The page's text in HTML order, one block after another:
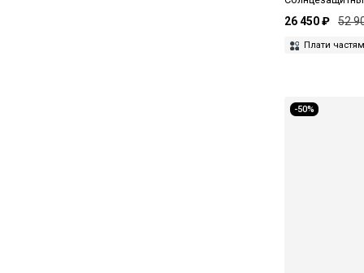
26 450 ₽ 52
Плати
-50%